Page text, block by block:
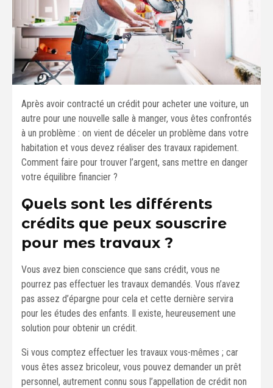
Après avoir contracté un crédit pour acheter une voiture, un
autre pour une nouvelle salle à manger, vous êtes confrontés
à un problème : on vient de déceler un problème dans votre
habitation et vous devez réaliser des travaux rapidement.
Comment faire pour trouver l’argent, sans mettre en danger
votre équilibre financier ?
Quels sont les différents
crédits que peux souscrire
pour mes travaux ?
Vous avez bien conscience que sans crédit, vous ne
pourrez pas effectuer les travaux demandés. Vous n’avez
pas assez d’épargne pour cela et cette dernière servira
pour les études des enfants. Il existe, heureusement une
solution pour obtenir un crédit.
Si vous comptez effectuer les travaux vous-mêmes ; car
vous êtes assez bricoleur, vous pouvez demander un prêt
personnel, autrement connu sous l’appellation de crédit non